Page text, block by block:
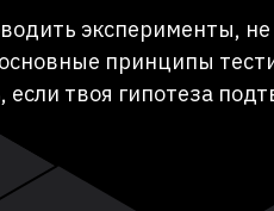
эксперименты,
принципы
если твоя гипотеза